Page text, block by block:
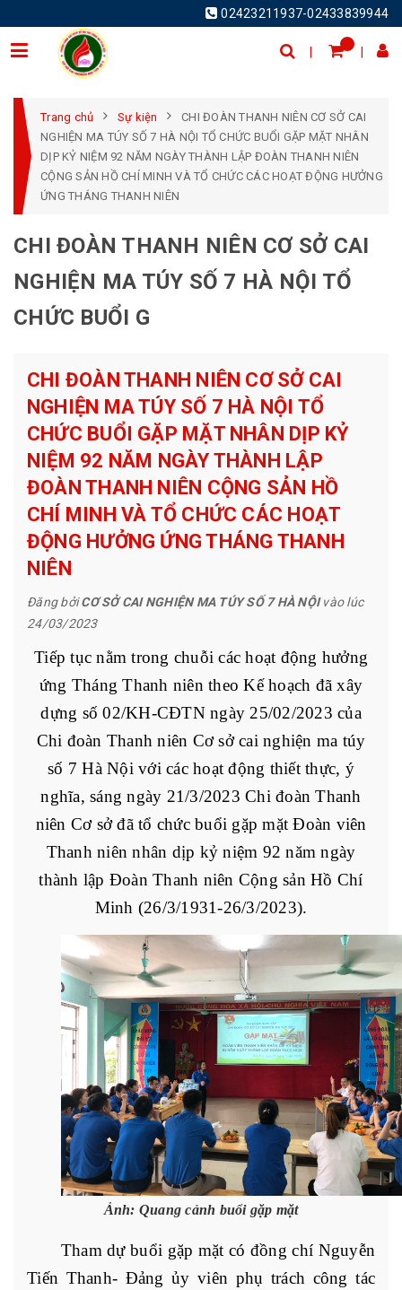
02423211937-02433839944
Trang chủ Sự kiện
CHI ĐOÀN THANH NIÊN CƠ SỞ CAI
NGHIỆN MA TÚY SỐ 7 HÀ NỘI TỔ CHỨC BUỔI GẶP MẶT NHÂN
DỊP KỶ NIỆM 92 NĂM NGÀY THÀNH LẬP ĐOÀN THANH NIÊN
CỘNG SẢN HỒ CHÍ MINH VÀ TỔ CHỨC CÁC HOẠT ĐỘNG HƯỞNG
ỨNG THÁNG THANH NIÊN
CHI ĐOÀN THANH NIÊN CƠ SỞ CAI
NGHIỆN MA TÚY SỐ 7 HÀ NỘI TỔ
CHỨC BUỔI G
CHI ĐOÀN THANH NIÊN CƠ SỞ CAI
NGHIỆN MA TÚY SỐ 7 HÀ NỘI TỔ
CHỨC BUỔI GẶP MẶT NHÂN DỊP KỶ
NIỆM 92 NĂM NGÀY THÀNH LẬP
ĐOÀN THANH NIÊN CỘNG SẢN HỒ
CHÍ MINH VÀ TỔ CHỨC CÁC HOẠT
ĐỘNG HƯỞNG ỨNG THÁNG THANH
NIÊN
Đăng bởiCƠ SỞ CAI NGHIỆN MA TÚY SỐ 7 HÀ NỘIvào lúc
24/03/2023
Tiếp tục nằm trong chuỗi các hoạt động hưởng
ứng Tháng Thanh niên theo Kế hoạch đã xây
dựng số 02/KH-CĐTN ngày 25/02/2023 của
Chi đoàn Thanh niên Cơ sở cai nghiện ma túy
số 7 Hà Nội với các hoạt động thiết thực, ý
nghĩa, sáng ngày 21/3/2023 Chi đoàn Thanh
niên Cơ sở đã tổ chức buổi gặp mặt Đoàn viên
Thanh niên nhân dịp kỷ niệm 92 năm ngày
thành lập Đoàn Thanh niên Cộng sản Hồ Chí
Minh (26/3/1931-26/3/2023).
Ảnh: Quang cảnh buổi gặp mặt
Tham dự buổi gặp mặt có đồng chí Nguyễn
Tiến Thanh- Đảng ủy viên phụ trách công tác